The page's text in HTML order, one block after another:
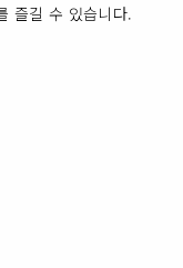
즐길 수 있습니다.